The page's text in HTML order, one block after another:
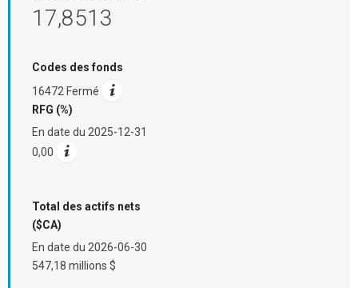
17,8513
Codes des fonds
16472 Fermé
RFG (%)
En date du 2025-12-31
0,00
Total des actifs nets
($CA)
En date du 2026-06-30
547,18 millions $